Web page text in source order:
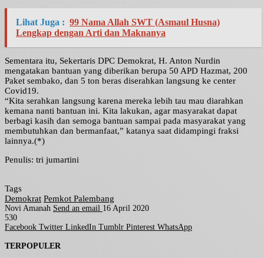
Lihat Juga : 99 Nama Allah SWT (Asmaul Husna)
Lengkap dengan Arti dan Maknanya
Sementara itu, Sekertaris DPC Demokrat, H. Anton Nurdin
mengatakan bantuan yang diberikan berupa 50 APD Hazmat, 200
Paket sembako, dan 5 ton beras diserahkan langsung ke center
Covid19.
“Kita serahkan langsung karena mereka lebih tau mau diarahkan
kemana nanti bantuan ini. Kita lakukan, agar masyarakat dapat
berbagi kasih dan semoga bantuan sampai pada masyarakat yang
membutuhkan dan bermanfaat,” katanya saat didampingi fraksi
lainnya.(*)
Penulis: tri jumartini
Tags
Demokrat Pemkot Palembang
Novi Amanah Send an email 16 April 2020
530
Facebook Twitter LinkedIn Tumblr Pinterest WhatsApp
TERPOPULER